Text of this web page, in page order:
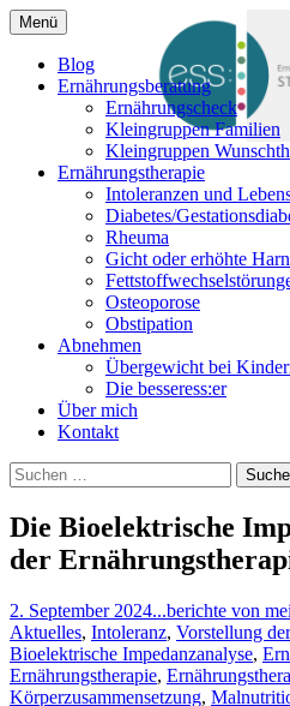
Dortmund, ess:
Siegert
Ernährung macht
Lebensqualität!
qualifizierte
therapie in Dortmund.
Menü Zum
Inhalt
springen
Blog
Ernährungsberatung
Ernährungscheck
Kleingruppen Familien
Kleingruppen
Ernährungstherapie
Intoleranzen und
Diabetes/
Rheuma
Gicht oder erhöhte
Osteoporose
Obstipation
Abnehmen
Übergewicht bei
Die besseress:er
Über mich
Kontakt
Suchen
nach:
Die Bioelektrische
der
2. September 2024...berichte von
Aktuelles, Intoleranz, Vorstellung
Bioelektrische Impedanzanalyse,
Ernährungstherapie,
Körperzusammensetzung,